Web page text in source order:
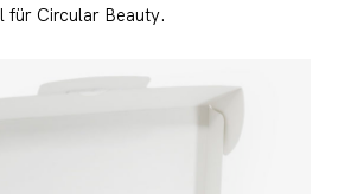
für Circular Beauty.